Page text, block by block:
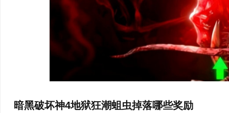
暗黑破坏神4地狱狂潮蛆虫掉落哪些奖励